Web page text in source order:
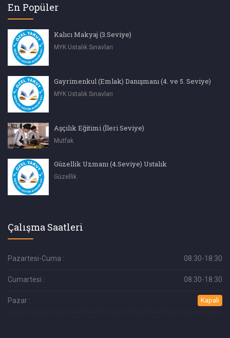
En Popüler
Kalıcı Makyaj (3.Seviye)
MYK Ustalık Sınavları
Gayrimenkul (Emlak) Danışmanı (4. ve 5. Seviye)
MYK Ustalık Sınavları
Aşçılık Eğitimi (İleri Seviye)
Mutfak
Güzellik Uzmanı (4.Seviye) Ustalık
Güzellik
Çalışma Saatleri
Pazartesi-Cuma : 08:30-18:30
Cumartesi : 08:30-18:30
Pazar : Kapalı